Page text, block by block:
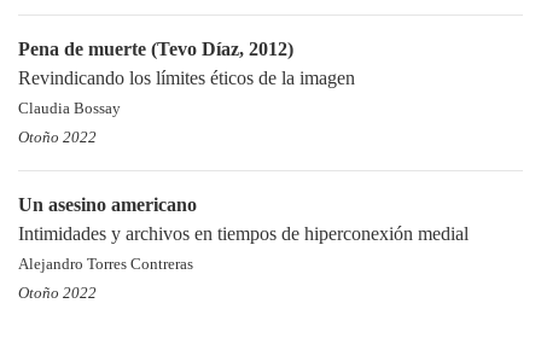
Pena de muerte (Tevo Díaz, 2012)
Revindicando los límites éticos de la imagen
Claudia Bossay
Otoño 2022
Un asesino americano
Intimidades y archivos en tiempos de hiperconexión medial
Alejandro Torres Contreras
Otoño 2022